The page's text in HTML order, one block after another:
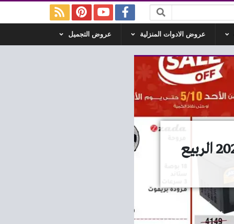
عروض الادوات المنزلية عروض التجميل